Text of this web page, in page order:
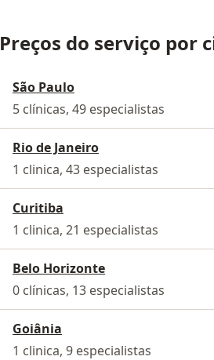
Preços do serviço por
São Paulo
5 clínicas, 49 especialistas
Rio de Janeiro
1 clinica, 43 especialistas
Curitiba
1 clinica, 21 especialistas
Belo Horizonte
0 clínicas, 13 especialistas
Goiânia
1 clinica, 9 especialistas